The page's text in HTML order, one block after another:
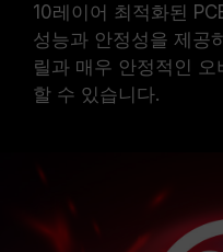
10레이어 최적화된
성능과 안정성을 제공
릴과 매우 안정적인
할 수 있습니다.